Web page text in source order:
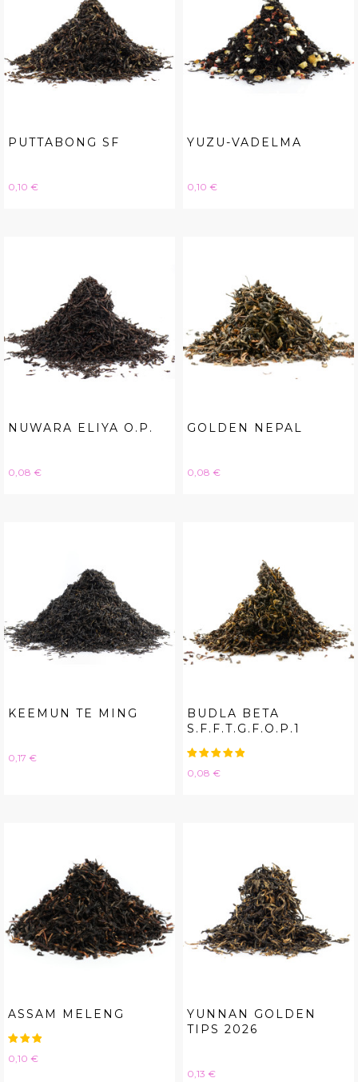
PUTTABONG SF
Hinta
0,10 €
YUZU-VADELMA
Hinta
0,10 €
NUWARA ELIYA O.P.
Hinta
0,08 €
GOLDEN NEPAL
Hinta
0,08 €
KEEMUN TE MING
Hinta
0,17 €
BUDLA BETA
S.F.F.T.G.F.O.P.1
Hinta
0,08 €
ASSAM MELENG
Hinta
0,10 €
YUNNAN GOLDEN
TIPS 2026
Hinta
0,13 €